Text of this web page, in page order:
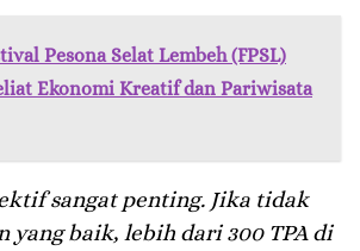
Pesona Selat Lembeh (FPSL)
Ekonomi Kreatif dan Pariwisata
sangat penting. Jika tidak
yang baik, lebih dari 300 TPA di